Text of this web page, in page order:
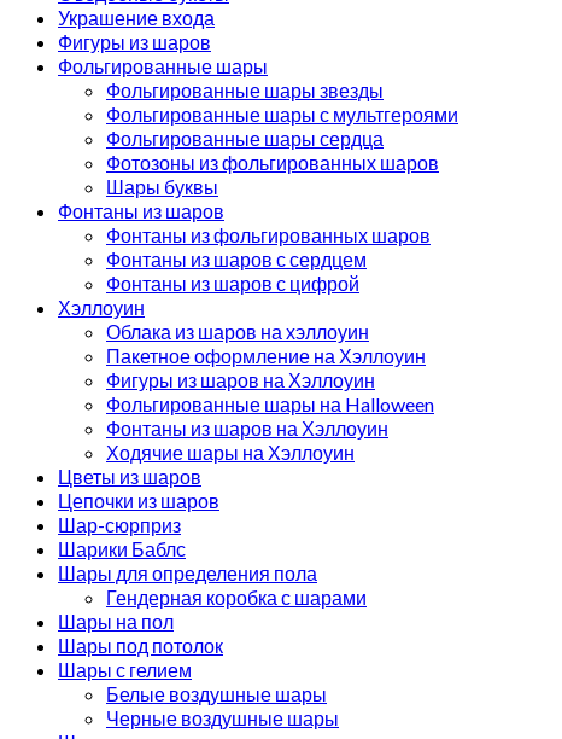
Украшение входа
Фигуры из шаров
Фольгированные шары
Фольгированные шары звезды
Фольгированные шары с мультгероями
Фольгированные шары сердца
Фотозоны из фольгированных шаров
Шары буквы
Фонтаны из шаров
Фонтаны из фольгированных шаров
Фонтаны из шаров с сердцем
Фонтаны из шаров с цифрой
Хэллоуин
Облака из шаров на хэллоуин
Пакетное оформление на Хэллоуин
Фигуры из шаров на Хэллоуин
Фольгированные шары на Halloween
Фонтаны из шаров на Хэллоуин
Ходячие шары на Хэллоуин
Цветы из шаров
Цепочки из шаров
Шар-сюрприз
Шарики Баблс
Шары для определения пола
Гендерная коробка с шарами
Шары на пол
Шары под потолок
Шары с гелием
Белые воздушные шары
Черные воздушные шары